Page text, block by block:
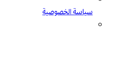
سياسة الخصوصية